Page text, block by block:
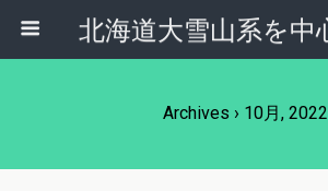
Archives › 10月, 2022